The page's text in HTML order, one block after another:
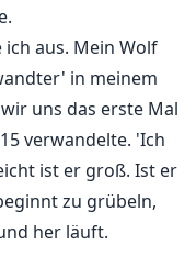
aus. Mein Wolf
in meinem
uns das erste Mal
verwandelte. 'Ich
ist er groß. Ist er
zu grübeln,
her läuft.